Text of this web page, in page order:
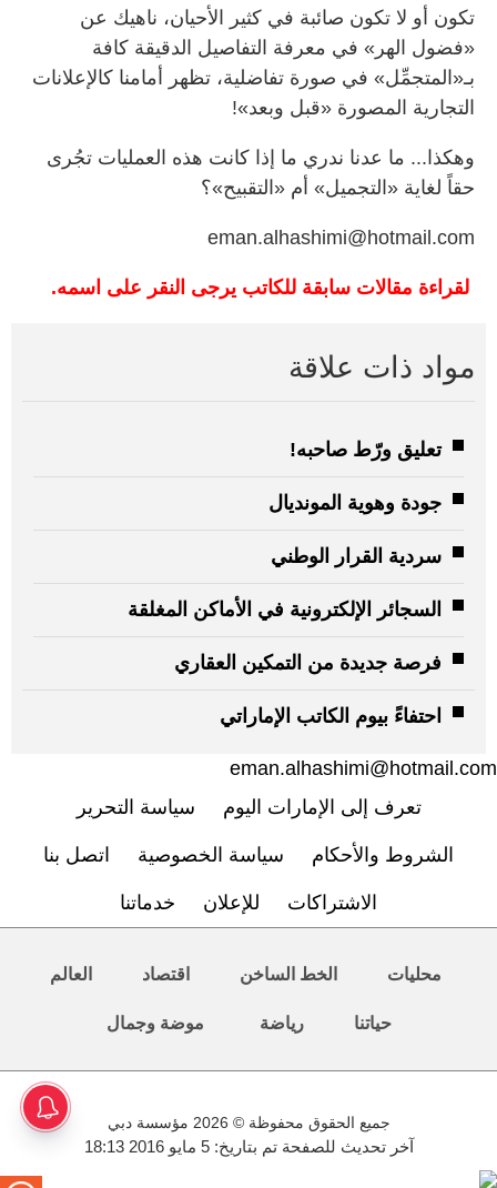
تكون أو لا تكون صائبة في كثير الأحيان، ناهيك عن
«فضول الهر» في معرفة التفاصيل الدقيقة كافة
بـ«المتجمِّل» في صورة تفاضلية، تظهر أمامنا كالإعلانات
التجارية المصورة «قبل وبعد»!
وهكذا... ما عدنا ندري ما إذا كانت هذه العمليات تجُرى
حقاً لغاية «التجميل» أم «التقبيح»؟
eman.alhashimi@hotmail.com
لقراءة مقالات سابقة للكاتب يرجى النقر على اسمه.
مواد ذات علاقة
تعليق ورّط صاحبه!
جودة وهوية المونديال
سردية القرار الوطني
السجائر الإلكترونية في الأماكن المغلقة
فرصة جديدة من التمكين العقاري
احتفاءً بيوم الكاتب الإماراتي
eman.alhashimi@hotmail.com
تعرف إلى الإمارات اليوم
سياسة التحرير
الشروط والأحكام سياسة الخصوصية اتصل بنا
الاشتراكات للإعلان خدماتنا
محليات الخط الساخن اقتصاد العالم
حياتنا رياضة موضة وجمال
جميع الحقوق محفوظة © 2026 مؤسسة دبي
آخر تحديث للصفحة تم بتاريخ: 5 مايو 2016 18:13